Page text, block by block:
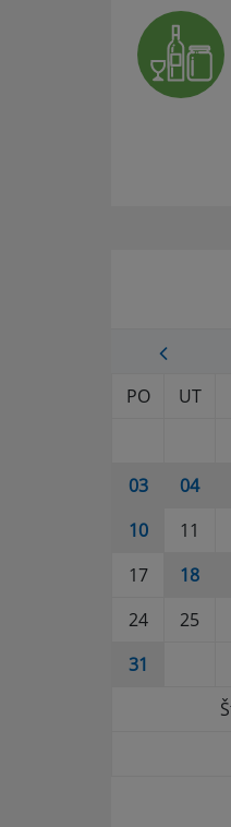
PO
UT
03
04
10
11
17
18
24
25
31